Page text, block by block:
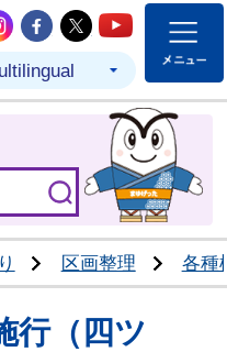
市公式LINE
結城市公式Instagram
結城市公式
結城市公式
結城市
区画整理 各種
行（四ツ